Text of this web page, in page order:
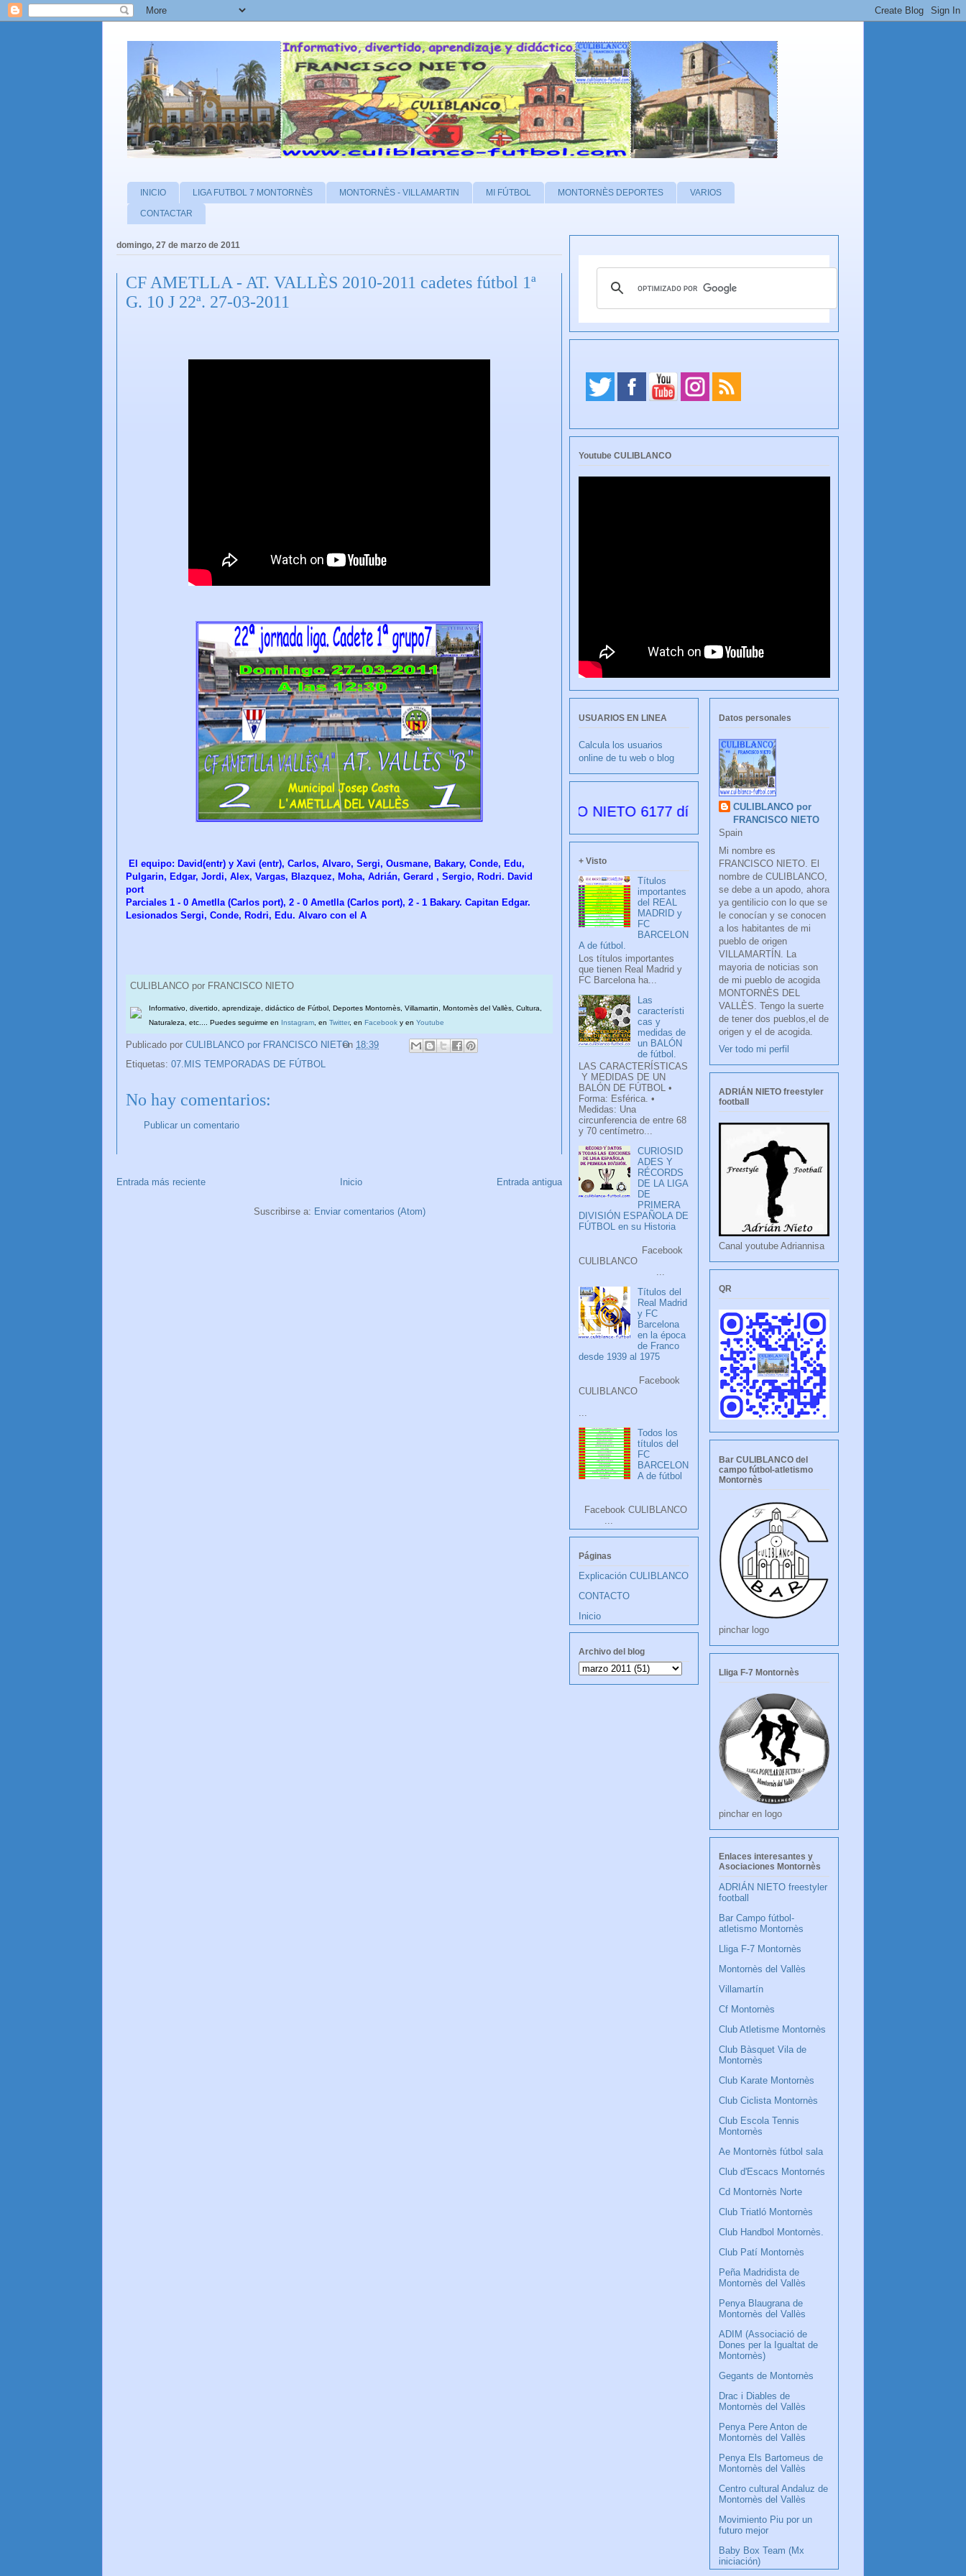
INICIO LIGA FUTBOL 7 MONTORNÈS MONTORNÈS - VILLAMARTIN MI FÚTBOL MONTORNÈS DEPORTES VARIOS
CONTACTAR
domingo, 27 de marzo de 2011
CF AMETLLA - AT. VALLÈS 2010-2011 cadetes fútbol 1ª
G. 10 J 22ª. 27-03-2011
El equipo: David(entr) y Xavi (entr), Carlos, Alvaro, Sergi, Ousmane, Bakary, Conde, Edu,
Pulgarin, Edgar, Jordi, Alex, Vargas, Blazquez, Moha, Adrián, Gerard , Sergio, Rodri. David
port
Parciales 1 - 0 Ametlla (Carlos port), 2 - 0 Ametlla (Carlos port), 2 - 1 Bakary. Capitan Edgar.
Lesionados Sergi, Conde, Rodri, Edu. Alvaro con el A
CULIBLANCO por FRANCISCO NIETO
Informativo, divertido, aprendizaje, didáctico de Fútbol, Deportes Montornès, Villamartin, Montornès del Vallès, Cultura,
Naturaleza, etc.... Puedes seguirme en
Instagram, en Twitter, en Facebook y en Youtube
Publicado por CULIBLANCO por FRANCISCO NIETO
en 18:39
Etiquetas: 07.MIS TEMPORADAS DE FÚTBOL
No hay comentarios:
Publicar un comentario
Entrada más reciente Entrada antigua
Inicio
Suscribirse a: Enviar comentarios (Atom)
Youtube CULIBLANCO
USUARIOS EN LINEA
Calcula los usuarios
online de tu web o blog
CULIBLANCO por FRANCISCO NIETO 6177 días desde su creación
+ Visto
Títulos
importantes
del REAL
MADRID y
FC
BARCELON
A de fútbol.
Los títulos importantes
que tienen Real Madrid y
FC Barcelona ha...
Las
característi
cas y
medidas de
un BALÓN
de fútbol.
LAS CARACTERÍSTICAS
Y MEDIDAS DE UN
BALÓN DE FÚTBOL •
Forma: Esférica. •
Medidas: Una
circunferencia de entre 68
y 70 centímetro...
CURIOSID
ADES Y
RÉCORDS
DE LA LIGA
DE
PRIMERA
DIVISIÓN ESPAÑOLA DE
FÚTBOL en su Historia
Facebook
CULIBLANCO
...
Títulos del
Real Madrid
y FC
Barcelona
en la época
de Franco
desde 1939 al 1975
Facebook
CULIBLANCO
Todos los
títulos del
FC
BARCELON
A de fútbol
Facebook CULIBLANCO
...
Páginas
Explicación CULIBLANCO
CONTACTO
Inicio
Archivo del blog
Datos personales
CULIBLANCO por
FRANCISCO NIETO
Spain
Mi nombre es
FRANCISCO NIETO. El
nombre de CULIBLANCO,
se debe a un apodo, ahora
ya gentilicio con lo que se
le conocían y se conocen
a los habitantes de mi
pueblo de origen
VILLAMARTÍN. La
mayoria de noticias son
de mi pueblo de acogida
MONTORNÈS DEL
VALLÈS. Tengo la suerte
de tener dos pueblos,el de
origen y el de acogida.
Ver todo mi perfil
ADRIÁN NIETO freestyler
football
Canal youtube Adriannisa
QR
Bar CULIBLANCO del
campo fútbol-atletismo
Montornès
pinchar logo
Lliga F-7 Montornès
pinchar en logo
Enlaces interesantes y
Asociaciones Montornès
ADRIÁN NIETO freestyler
football
Bar Campo fútbol-
atletismo Montornès
Lliga F-7 Montornès
Montornès del Vallès
Villamartín
Cf Montornès
Club Atletisme Montornès
Club Bàsquet Vila de
Montornès
Club Karate Montornès
Club Ciclista Montornès
Club Escola Tennis
Montornès
Ae Montornès fútbol sala
Club d'Escacs Montornés
Cd Montornès Norte
Club Triatló Montornès
Club Handbol Montornès.
Club Patí Montornès
Peña Madridista de
Montornès del Vallès
Penya Blaugrana de
Montornès del Vallès
ADIM (Associació de
Dones per la Igualtat de
Montornès)
Gegants de Montornès
Drac i Diables de
Montornès del Vallès
Penya Pere Anton de
Montornès del Vallès
Penya Els Bartomeus de
Montornès del Vallès
Centro cultural Andaluz de
Montornès del Vallès
Movimiento Piu por un
futuro mejor
Baby Box Team (Mx
iniciación)